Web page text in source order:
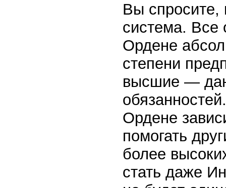
Вы спросите,
система. Все
Ордене
степени
высшие —
Ордене
помогать
более
стать даже